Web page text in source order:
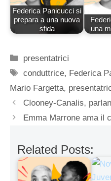
Federica Panicucci si
prepara a una nuova
sfida
una
Categorie
presentatrici
Tag
conduttrice, Federica
Mario Fargetta,
Clooney-Canalis,
Emma Marrone ama il
Related Posts: